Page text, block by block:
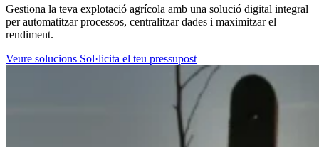
Gestiona la teva explotació agrícola amb una solució digital integral
per automatitzar processos, centralitzar dades i maximitzar el
rendiment.
Veure solucions Sol·licita el teu pressupost